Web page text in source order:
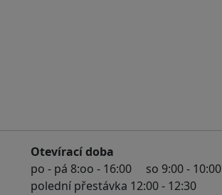
Otevírací doba
po - pá 8:oo - 16:00 so 9:00 - 10:00
polední přestávka 12:00 - 12:30